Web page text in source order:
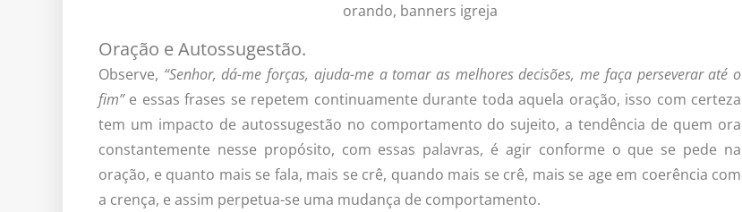
Oração e Autossugestão.
Observe, “Senhor, dá-me forças, ajuda-me a tomar as melhores decisões, me faça perseverar até o
fim”e essas frases se repetem continuamente durante toda aquela oração, isso com certeza
tem um impacto de autossugestão no comportamento do sujeito, a tendência de quem ora
constantemente nesse propósito, com essas palavras, é agir conforme o que se pede na
oração, e quanto mais se fala, mais se crê, quando mais se crê, mais se age em coerência com
a crença, e assim perpetua-se uma mudança de comportamento.